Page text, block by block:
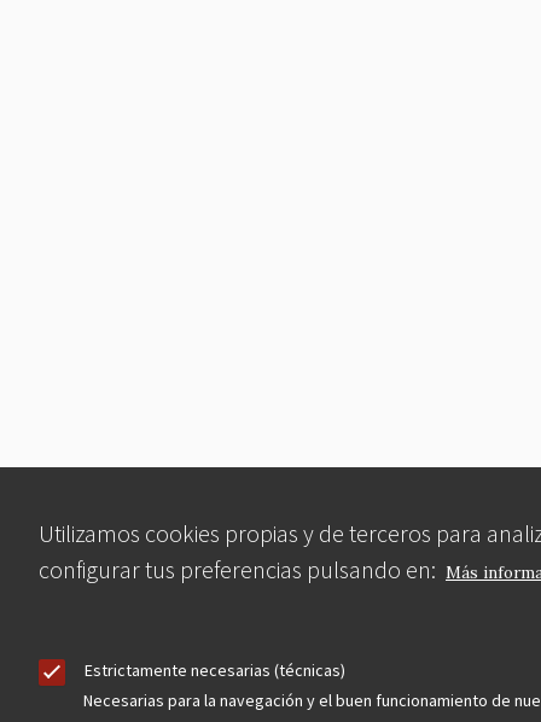
Utilizamos cookies propias y de terceros para
configurar tus preferencias pulsando en: Más
Estrictamente necesarias (técnicas)
Necesarias para la navegación y el buen funcionamiento de